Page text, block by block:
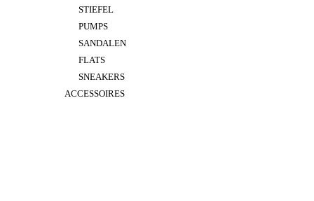
STIEFEL
PUMPS
SANDALEN
FLATS
SNEAKERS
ACCESSOIRES